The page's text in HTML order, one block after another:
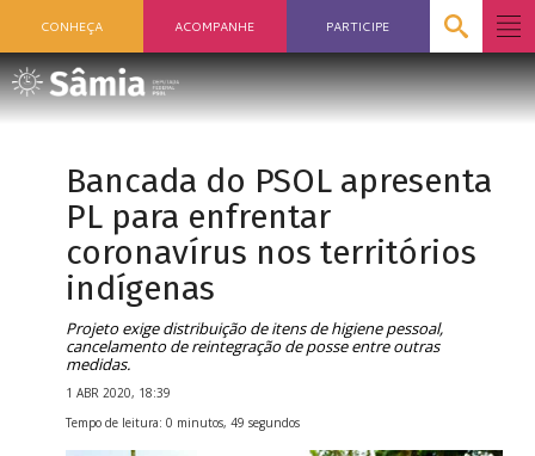
CONHEÇA ACOMPANHE PARTICIPE
Bancada do PSOL apresenta
PL para enfrentar
coronavírus nos territórios
indígenas
Projeto exige distribuição de itens de higiene pessoal,
cancelamento de reintegração de posse entre outras
medidas.
1 ABR 2020, 18:39
Tempo de leitura: 0 minutos, 49 segundos